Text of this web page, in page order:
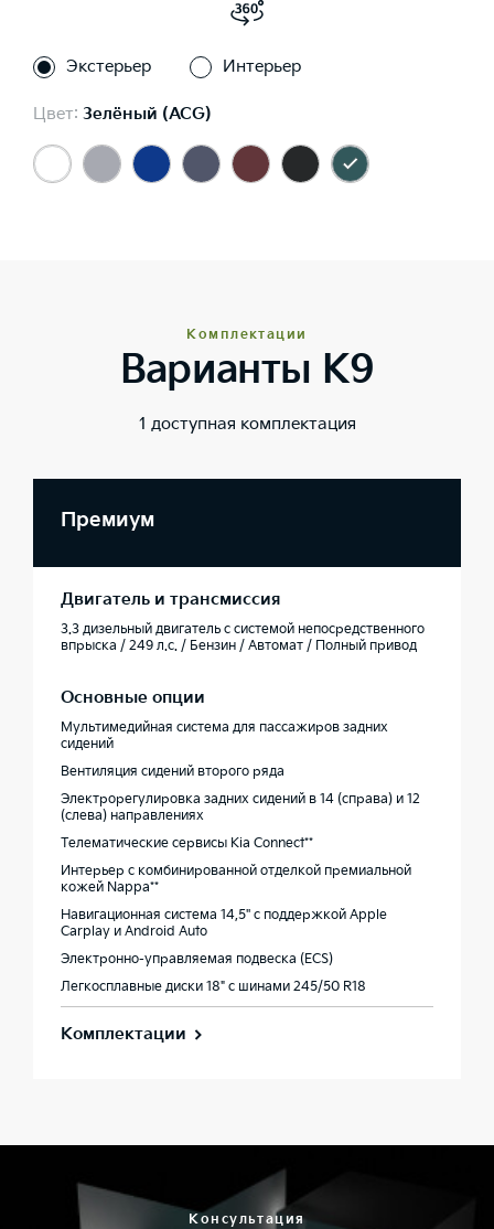
Экстерьер Интерьер
Цвет: Зелёный (ACG)
Комплектации
Варианты K9
1 доступная комплектация
Премиум
Двигатель и трансмиссия
3.3 дизельный двигатель с системой непосредственного
впрыска / 249 л.с. / Бензин / Автомат / Полный привод
Основные опции
Мультимедийная система для пассажиров задних
сидений
Вентиляция сидений второго ряда
Электрорегулировка задних сидений в 14 (справа) и 12
(слева) направлениях
Телематические сервисы Kia Connect**
Интерьер с комбинированной отделкой премиальной
кожей Nappa**
Навигационная система 14,5'' с поддержкой Apple
Carplay и Android Auto
Электронно-управляемая подвеска (ECS)
Легкосплавные диски 18" с шинами 245/50 R18
Комплектации
Консультация